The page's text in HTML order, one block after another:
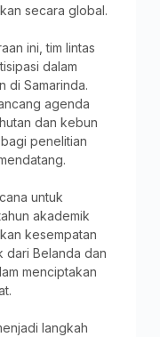
secara global.
ini, tim lintas
dalam
di Samarinda.
agenda
dan kebun
penelitian
untuk
akademik
kesempatan
dari Belanda dan
menciptakan
langkah